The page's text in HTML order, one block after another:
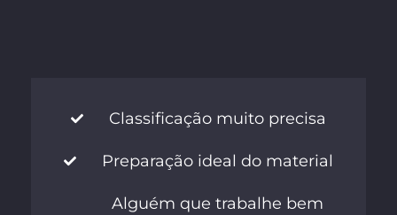
Classificação muito precisa
Preparação ideal do material
Alguém que trabalhe bem